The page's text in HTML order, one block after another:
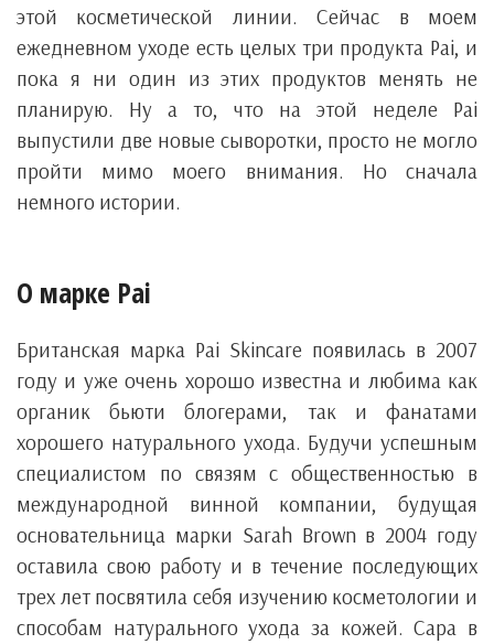
этой косметической линии. Сейчас в моем
ежедневном уходе есть целых три продукта Pai, и
пока я ни один из этих продуктов менять не
планирую. Ну а то, что на этой неделе Pai
выпустили две новые сыворотки, просто не могло
пройти мимо моего внимания. Но сначала
немного истории.
О марке Pai
Британская марка Pai Skincare появилась в 2007
году и уже очень хорошо известна и любима как
органик бьюти блогерами, так и фанатами
хорошего натурального ухода. Будучи успешным
специалистом по связям с общественностью в
международной винной компании, будущая
основательница марки Sarah Brown в 2004 году
оставила свою работу и в течение последующих
трех лет посвятила себя изучению косметологии и
способам натурального ухода за кожей. Сара в